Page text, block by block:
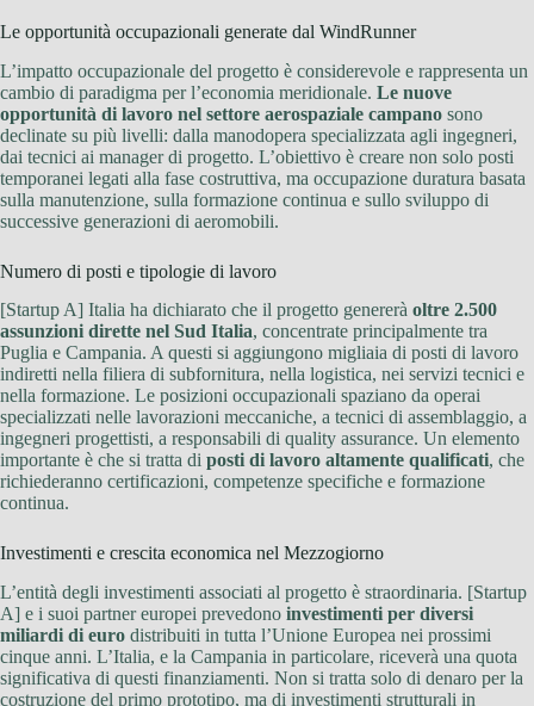
Le opportunità occupazionali generate dal WindRunner
L’impatto occupazionale del progetto è considerevole e rappresenta un
cambio di paradigma per l’economia meridionale. Le nuove
opportunità di lavoro nel settore aerospaziale campano sono
declinate su più livelli: dalla manodopera specializzata agli ingegneri,
dai tecnici ai manager di progetto. L’obiettivo è creare non solo posti
temporanei legati alla fase costruttiva, ma occupazione duratura basata
sulla manutenzione, sulla formazione continua e sullo sviluppo di
successive generazioni di aeromobili.
Numero di posti e tipologie di lavoro
[Startup A] Italia ha dichiarato che il progetto genererà oltre 2.500
assunzioni dirette nel Sud Italia, concentrate principalmente tra
Puglia e Campania. A questi si aggiungono migliaia di posti di lavoro
indiretti nella filiera di subfornitura, nella logistica, nei servizi tecnici e
nella formazione. Le posizioni occupazionali spaziano da operai
specializzati nelle lavorazioni meccaniche, a tecnici di assemblaggio, a
ingegneri progettisti, a responsabili di quality assurance. Un elemento
importante è che si tratta di posti di lavoro altamente qualificati, che
richiederanno certificazioni, competenze specifiche e formazione
continua.
Investimenti e crescita economica nel Mezzogiorno
L’entità degli investimenti associati al progetto è straordinaria. [Startup
A] e i suoi partner europei prevedono investimenti per diversi
miliardi di euro distribuiti in tutta l’Unione Europea nei prossimi
cinque anni. L’Italia, e la Campania in particolare, riceverà una quota
significativa di questi finanziamenti. Non si tratta solo di denaro per la
costruzione del primo prototipo, ma di investimenti strutturali in